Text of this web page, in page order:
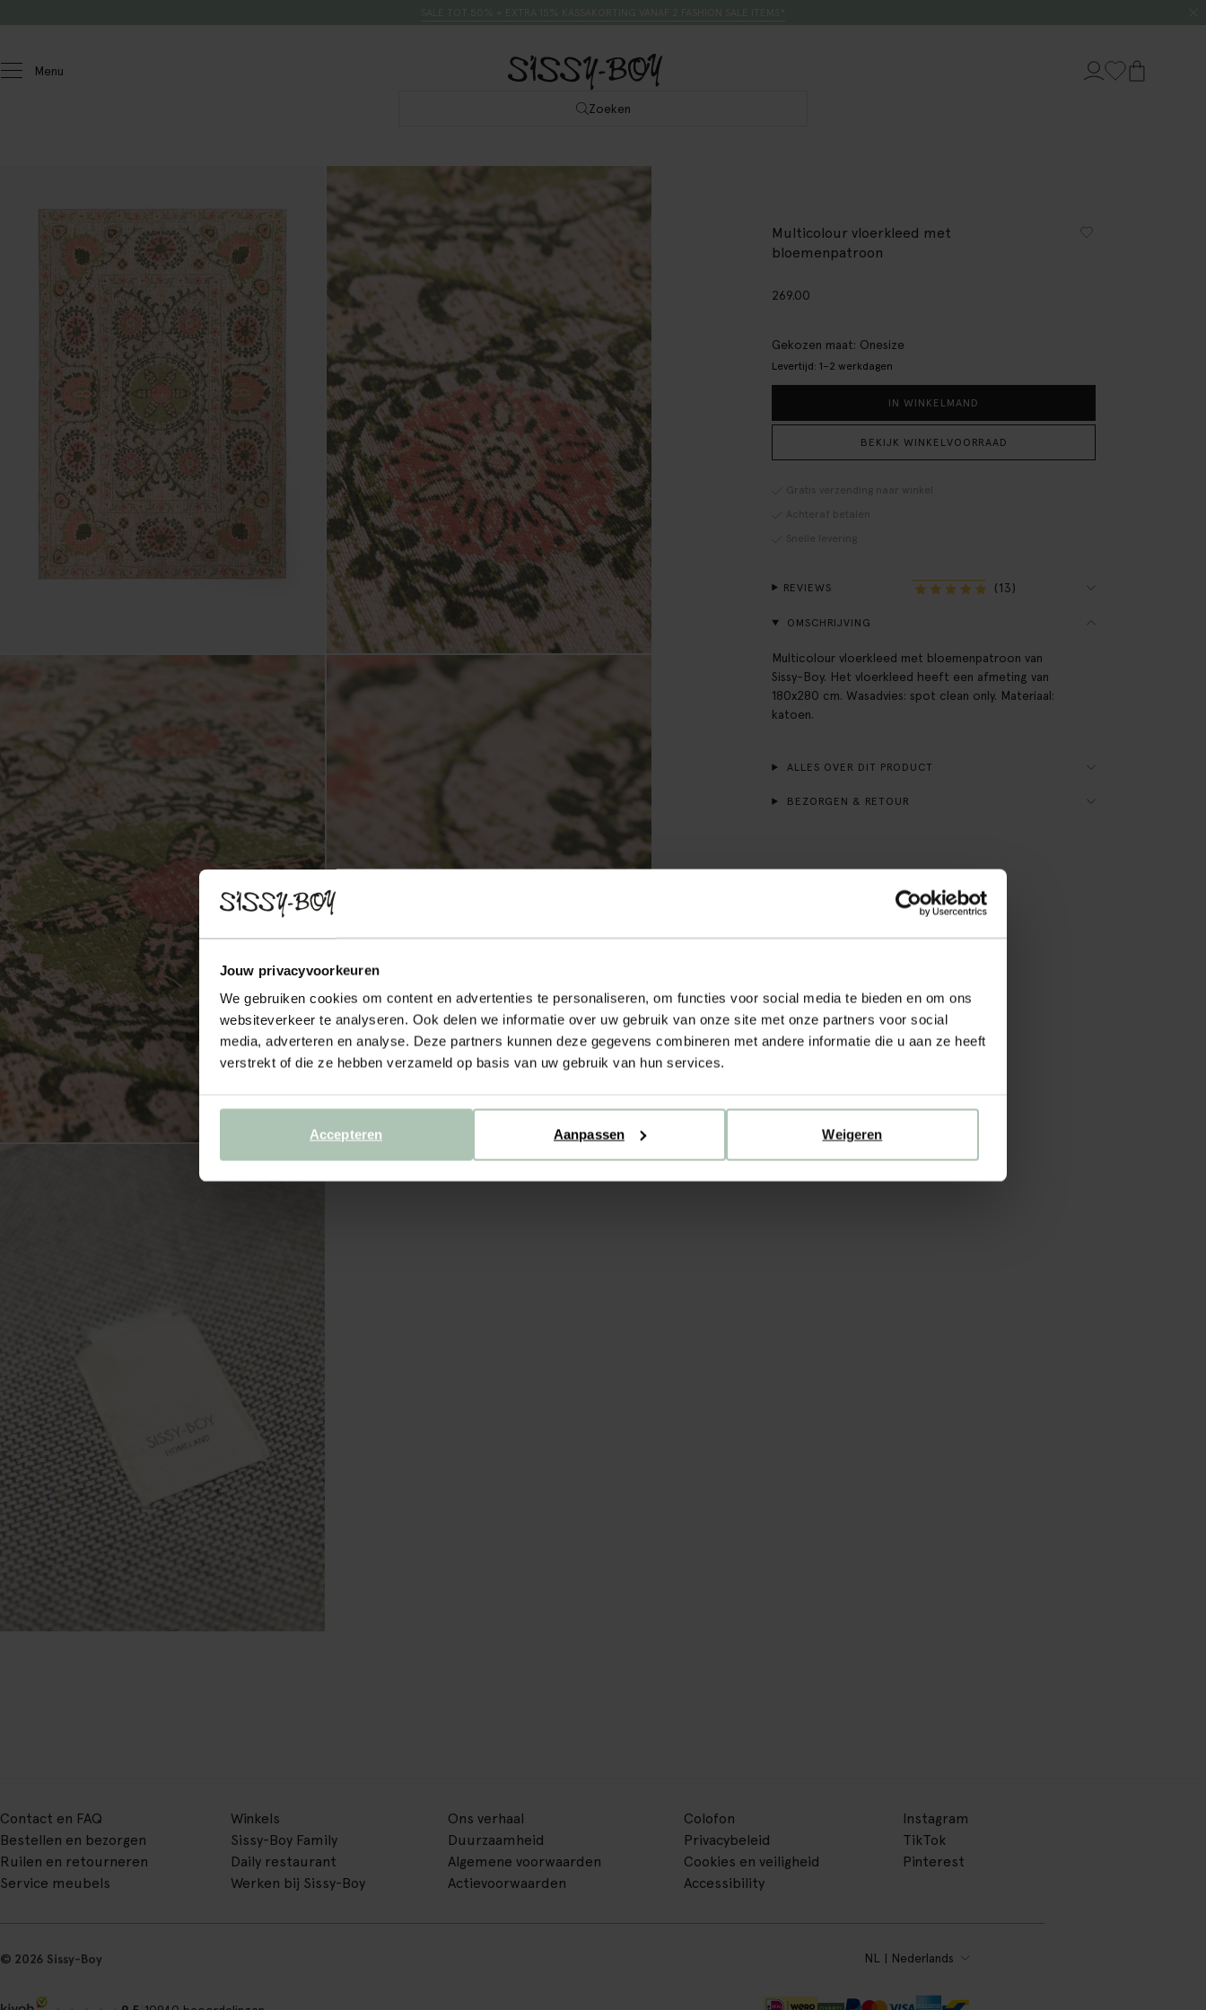
Jouw privacyvoorkeuren
We gebruiken cookies om content en advertenties te personaliseren, om functies voor social media te bieden en om ons
websiteverkeer te analyseren. Ook delen we informatie over uw gebruik van onze site met onze partners voor social
media, adverteren en analyse. Deze partners kunnen deze gegevens combineren met andere informatie die u aan ze heeft
verstrekt of die ze hebben verzameld op basis van uw gebruik van hun services.
Weigeren
Aanpassen
Accepteren
Menu
Zoeken
Multicolour vloerkleed met
bloemenpatroon
269.00
Gekozen maat: Onesize
Levertijd: 1–2 werkdagen
IN WINKELMAND
BEKIJK WINKELVOORRAAD
Gratis verzending naar winkel
Achteraf betalen
Snelle levering
REVIEWS (13)
OMSCHRIJVING
Multicolour vloerkleed met bloemenpatroon van
Sissy-Boy. Het vloerkleed heeft een afmeting van
180x280 cm. Wasadvies: spot clean only. Materiaal:
katoen.
ALLES OVER DIT PRODUCT
BEZORGEN & RETOUR
Contact en FAQ
Bestellen en bezorgen
Ruilen en retourneren
Service meubels
Winkels
Sissy-Boy Family
Daily restaurant
Werken bij Sissy-Boy
Ons verhaal
Duurzaamheid
Algemene voorwaarden
Actievoorwaarden
Colofon
Privacybeleid
Cookies en veiligheid
Accessibility
Instagram
TikTok
Pinterest
NL | Nederlands
© 2026 Sissy-Boy